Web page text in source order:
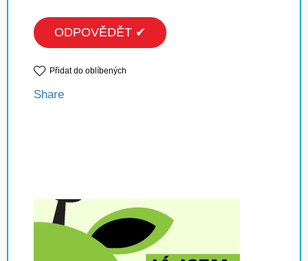
ODPOVĚDĚT ✔
Přidat do oblíbených
Share